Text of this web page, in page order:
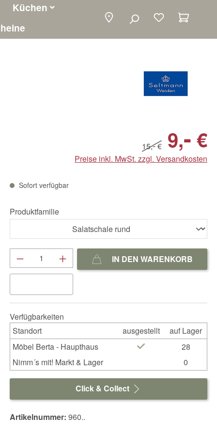
Küchen
15,-€ 9,- €
Preise inkl. MwSt. zzgl. Versandkosten
Sofort verfügbar
Produktfamilie
Produkt Anzahl: Gib denIN DEN WARENKORB
Verfügbarkeiten
Standort
ausgestellt
auf Lager
Möbel Berta - Haupthaus
28
Nimm´s mit! Markt & Lager
0
Click & Collect
Artikelnummer: 960..